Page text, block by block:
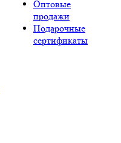
Оптовые
продажи
Подарочные
сертификаты